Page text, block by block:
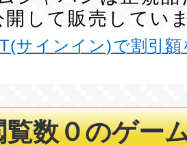
開して販売してい
サインイン)で割引